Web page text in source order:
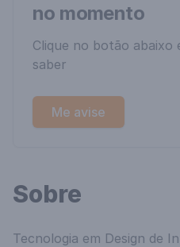
no momento
Clique no botão abaixo
saber
Me avise
Sobre
Tecnologia em Design de